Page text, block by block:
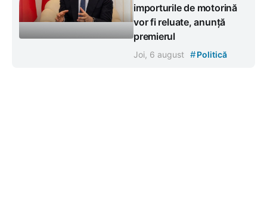
importurile de motorină
vor fi reluate, anunță
premierul
Joi, 6 august #Politică